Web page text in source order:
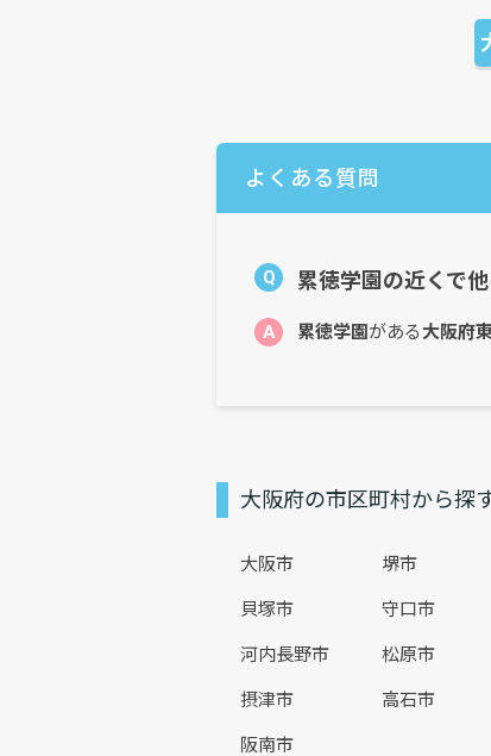
よくある質問
Q 累徳学園の近くで
A 累徳学園 がある大阪府
大阪府の市区町村から探
大阪市 堺市
貝塚市 守口市
河内長野市 松原市
摂津市 高石市
阪南市